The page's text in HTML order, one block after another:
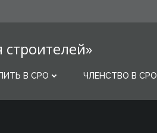
В СРО ЧЛЕНСТВО В СРО